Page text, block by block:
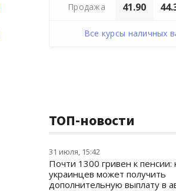
Продажа 41.90
Все курсы наличных
ТОП-новости
31 июля, 15:42
Почти 1300 гривен к пенсии:
украинцев может получить
дополнительную выплату в